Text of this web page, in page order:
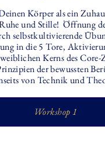
Körper als ein
und Stille! Öffnung
selbstkultivierende
in die 5 Tore,
Kerns des Core-
der bewussten
von Technik und
Workshop 1